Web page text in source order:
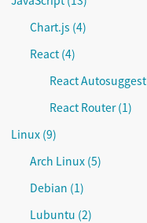
Chart.js (4)
React (4)
React Autosuggest
React Router(1)
Linux (9)
Arch Linux (5)
Debian (1)
Lubuntu (2)